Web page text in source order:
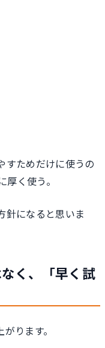
すためだけに使うの
く使う。
針になると思いま
く、「早く試
ります。